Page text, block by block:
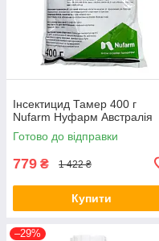
Інсектицид Тамер 400 г
Nufarm Нуфарм Австралія
Готово до відправки
779 ₴ 1 422 ₴
Купити
–29%